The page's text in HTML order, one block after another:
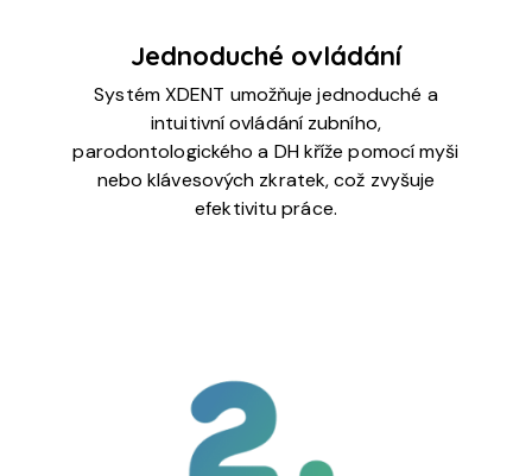
Jednoduché ovládání
Systém XDENT umožňuje jednoduché a
intuitivní ovládání zubního,
parodontologického a DH kříže pomocí myši
nebo klávesových zkratek, což zvyšuje
efektivitu práce.